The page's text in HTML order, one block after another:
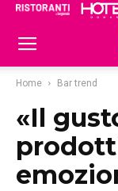
Home Bar trend
«Il